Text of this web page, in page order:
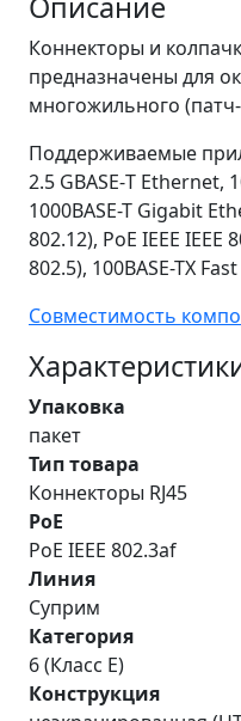
Коннекторы и
предназначены для
многожильного
Поддерживаемые
2.5 GBASE-Т Ethernet,
1000BASE-T Gigabit
802.12), PoE IEEE IEEE
802.5), 100BASE-TX
Совместимость
Упаковка
пакет
Тип товара
Коннекторы RJ45
PoE
PoE IEEE 802.3af
Линия
Суприм
Категория
6 (Класс E)
Конструкция